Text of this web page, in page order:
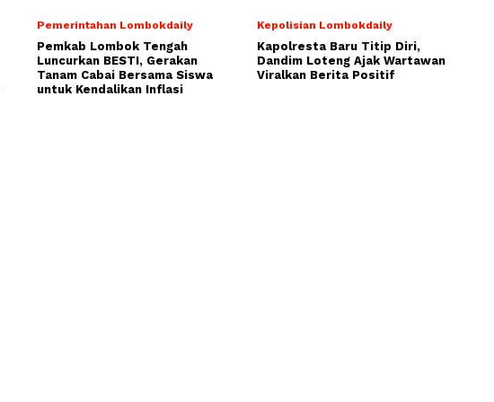
Pemerintahan Lombokdaily
Pemkab Lombok Tengah
Luncurkan BESTI, Gerakan
Tanam Cabai Bersama Siswa
untuk Kendalikan Inflasi
Kepolisian Lombokdaily
Kapolresta Baru Titip Diri,
Dandim Loteng Ajak Wartawan
Viralkan Berita Positif